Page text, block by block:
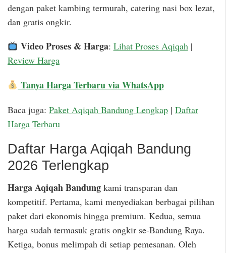
dengan paket kambing termurah, catering nasi box lezat,
dan gratis ongkir.
Video Proses & Harga: Lihat Proses Aqiqah|
Review Harga
Tanya Harga Terbaru via WhatsApp
Baca juga: Paket Aqiqah Bandung Lengkap | Daftar
Harga Terbaru
Daftar Harga Aqiqah Bandung
2026 Terlengkap
Harga Aqiqah Bandung kami transparan dan
kompetitif. Pertama, kami menyediakan berbagai pilihan
paket dari ekonomis hingga premium. Kedua, semua
harga sudah termasuk gratis ongkir se-Bandung Raya.
Ketiga, bonus melimpah di setiap pemesanan. Oleh